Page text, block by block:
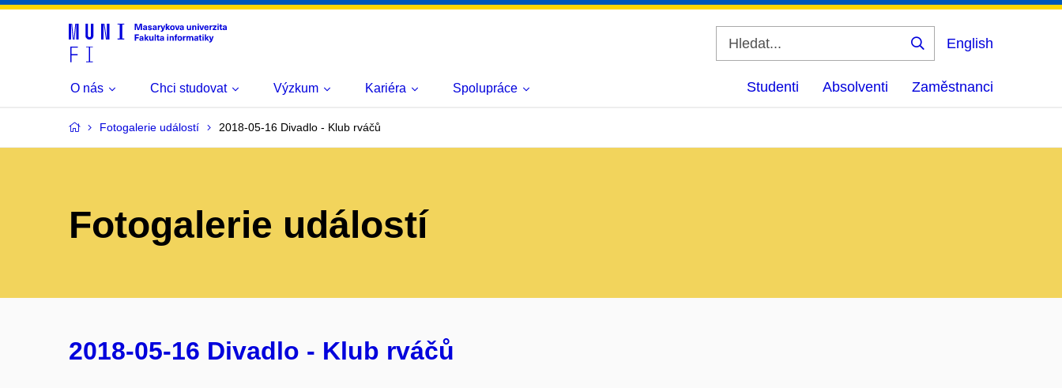
Vyhledat
English
O nás Chci studovat Výzkum Kariéra Spolupráce Studenti Absolventi Zaměstnanci
Fotogalerie událostí 2018-05-16 Divadlo - Klub rváčů
Fotogalerie událostí
2018-05-16 Divadlo - Klub rváčů